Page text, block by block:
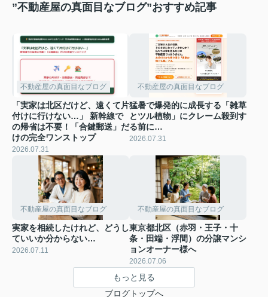
”不動産屋の真面目なブログ”おすすめ記事
不動産屋の真面目なブログ
「実家は北区だけど、遠くて片
付けに行けない…」 新幹線で
の帰省は不要！「合鍵郵送」だ
けの完全ワンストップ
2026.07.31
不動産屋の真面目なブログ
猛暑で爆発的に成長する「雑草
とツル植物」にクレーム殺到す
る前に…
2026.07.31
不動産屋の真面目なブログ
実家を相続したけれど、どうし
ていいか分からない…
2026.07.11
不動産屋の真面目なブログ
東京都北区（赤羽・王子・十
条・田端・浮間）の分譲マンシ
ョンオーナー様へ
2026.07.06
もっと見る
ブログトップへ